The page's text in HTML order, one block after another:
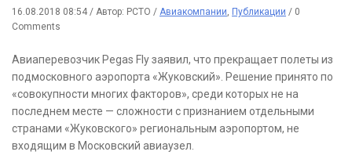
16.08.2018 08:54 / Автор: РСТО / Авиакомпании Публикации / 0
Comments
Авиаперевозчик Pegas Fly заявил, что прекращает полеты из
подмосковного аэропорта «Жуковский». Решение принято по
«совокупности многих факторов», среди которых не на
последнем месте — сложности с признанием отдельными
странами «Жуковского» региональным аэропортом, не
входящим в Московский авиаузел.